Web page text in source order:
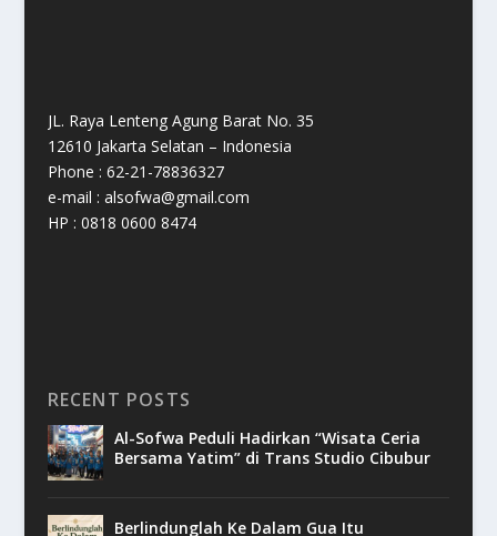
JL. Raya Lenteng Agung Barat No. 35
12610 Jakarta Selatan – Indonesia
Phone : 62-21-78836327
e-mail : alsofwa@gmail.com
HP : 0818 0600 8474
RECENT POSTS
Al-Sofwa Peduli Hadirkan “Wisata Ceria
Bersama Yatim” di Trans Studio Cibubur
Berlindunglah Ke Dalam Gua Itu